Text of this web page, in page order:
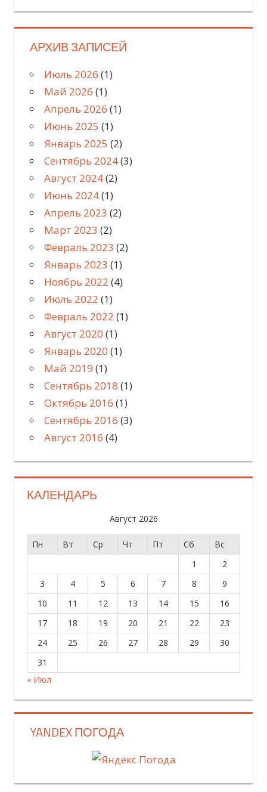
АРХИВ ЗАПИСЕЙ
Июль 2026 (1)
Май 2026 (1)
Апрель 2026 (1)
Июнь 2025 (1)
Январь 2025 (2)
Сентябрь 2024(3)
Август 2024(2)
Июнь 2024(1)
Апрель 2023 (2)
Март 2023 (2)
Февраль 2023 (2)
Январь 2023 (1)
Ноябрь 2022 (4)
Июль 2022 (1)
Февраль 2022 (1)
Август 2020 (1)
Январь 2020 (1)
Май 2019 (1)
Сентябрь 2018 (1)
Октябрь 2016 (1)
Сентябрь 2016 (3)
Август 2016 (4)
КАЛЕНДАРЬ
Август 2026
Пн Вт Ср Чт Пт Сб
Вс
1
2
3
4 5 6 7 8
9
10
11 12 13 14 15
16
17
18 19 20 21 22
23
24
25 26 27 28 29
30
31
« Июл
YANDEX ПОГОДА